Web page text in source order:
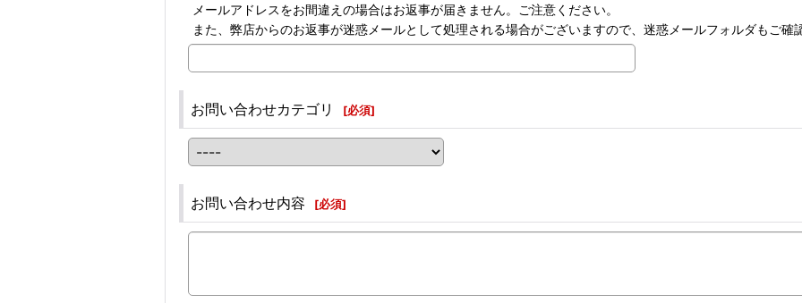
メールアドレスをお間違えの場合はお返事が届きません。ご注意ください。
また、弊店からのお返事が迷惑メールとして処理される場合がございますので、迷惑メールフォルダもご確
お問い合わせカテゴリ [必須]
お問い合わせ内容 [必須]